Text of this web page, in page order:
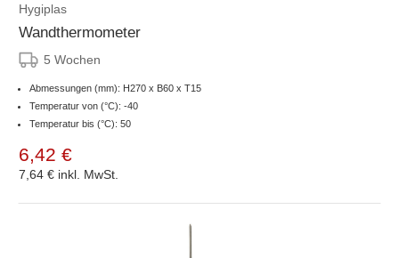
Hygiplas
Wandthermometer
5 Wochen
Abmessungen (mm): H270 x B60 x T15
Temperatur von (°C): -40
Temperatur bis (°C): 50
6,42 €
7,64 € inkl. MwSt.